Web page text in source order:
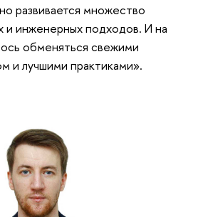
развивается множество
и инженерных подходов. И на
обменяться свежими
и лучшими практиками».